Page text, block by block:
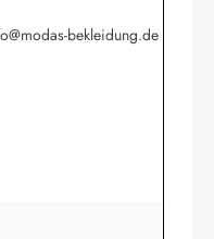
bekleidung.de